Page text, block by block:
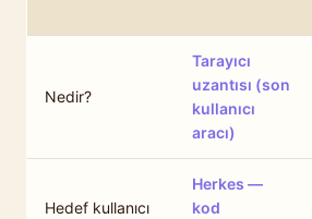
Nedir?
Tarayıcı
uzantısı (son
kullanıcı
aracı)
Hedef kullanıcı
Herkes —
kod